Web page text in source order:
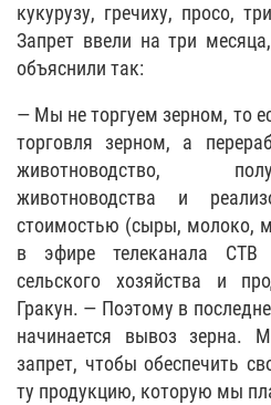
кукурузу, гречиху, просо,
Запрет ввели на три
объяснили так:
— Мы не торгуем зерном, то
торговля зерном, а
животноводство,
животноводства и
стоимостью (сыры, молоко,
в эфире телеканала СТВ
сельского хозяйства и
Гракун. — Поэтому в
начинается вывоз зерна.
запрет, чтобы обеспечить
ту продукцию, которую мы